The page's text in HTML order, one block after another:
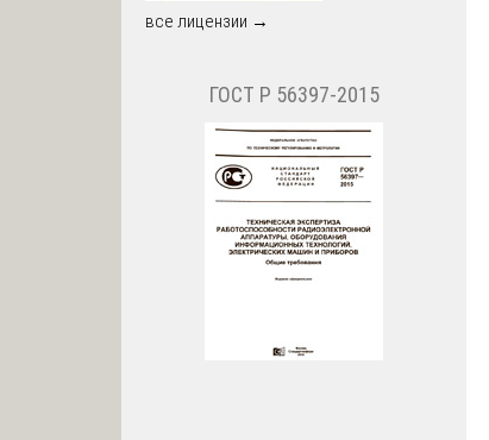
все лицензии →
ГОСТ Р 56397-2015